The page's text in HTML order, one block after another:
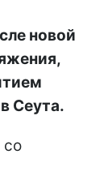
новой
Сеута.
со